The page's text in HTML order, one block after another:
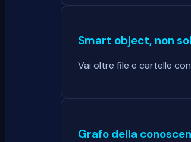
Smart object, non
Vai oltre file e cartelle
Grafo della